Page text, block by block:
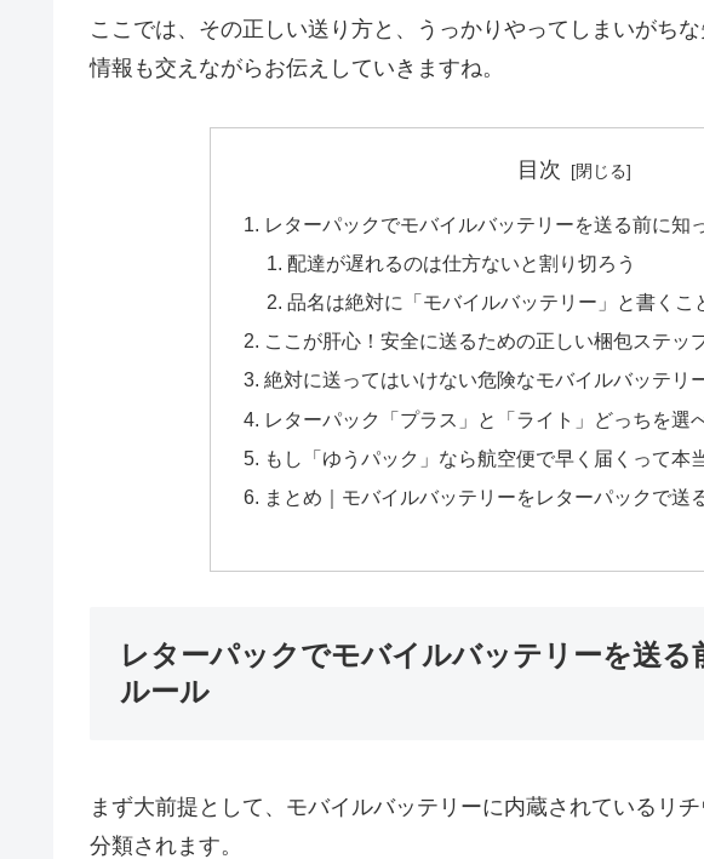
ここでは、その正しい送り方と、うっかりやってしまいがち
情報も交えながらお伝えしていきますね。
目次
レターパックでモバイルバッテリーを送る前に知
配達が遅れるのは仕方ないと割り切ろう
品名は絶対に「モバイルバッテリー」と書くこ
ここが肝心！安全に送るための正しい梱包ステッ
絶対に送ってはいけない危険なモバイルバッテリ
レターパック「プラス」と「ライト」どっちを選
もし「ゆうパック」なら航空便で早く届くって本
まとめ｜モバイルバッテリーをレターパックで送
レターパックでモバイルバッテリーを送
ルール
まず大前提として、モバイルバッテリーに内蔵されているリ
分類されます。